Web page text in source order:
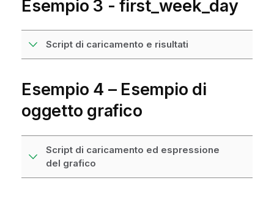
Esempio 3 - first_week_day
Script di caricamento e risultati
Esempio 4 – Esempio di
oggetto grafico
Script di caricamento ed espressione
del grafico